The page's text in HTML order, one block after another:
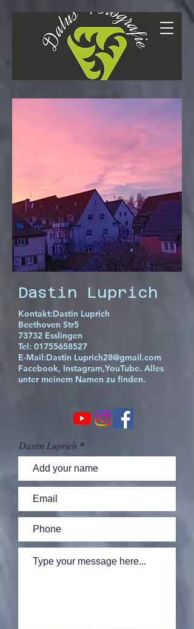
Dastin Luprich
Kontakt:Dastin Luprich
Beethoven Str5
73732 Esslingen
Tel: 01755658527
E-Mail:Dastin Luprich28@gmail.com
Facebook, Instagram,YouTube. Alles
unter meinem Namen zu finden.
Dastin Luprich